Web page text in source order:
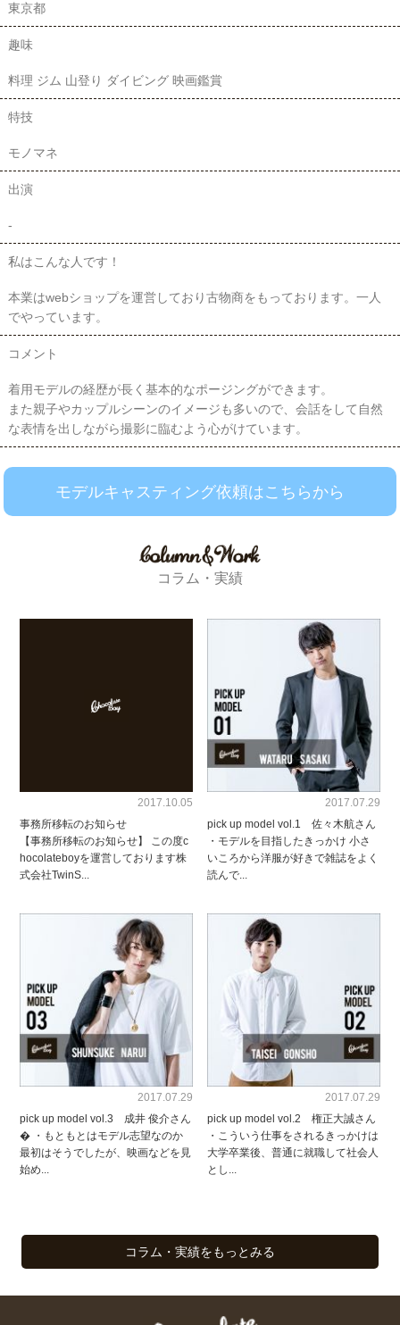
東京都
趣味
料理 ジム 山登り ダイビング 映画鑑賞
特技
モノマネ
出演
-
私はこんな人です！
本業はwebショップを運営しており古物商をもっております。一人
でやっています。
コメント
着用モデルの経歴が長く基本的なポージングができます。
また親子やカップルシーンのイメージも多いので、会話をして自然
な表情を出しながら撮影に臨むよう心がけています。
モデルキャスティング依頼はこちらから
コラム・実績
2017.10.05
事務所移転のお知らせ
【事務所移転のお知らせ】 この度c
hocolateboyを運営しております株
式会社TwinS...
2017.07.29
pick up model vol.1 佐々木航さん
・モデルを目指したきっかけ 小さ
いころから洋服が好きで雑誌をよく
読んで...
2017.07.29
pick up model vol.3 成井 俊介さん
� ・もともとはモデル志望なのか
最初はそうでしたが、映画などを見
始め...
2017.07.29
pick up model vol.2 権正大誠さん
・こういう仕事をされるきっかけは
大学卒業後、普通に就職して社会人
とし...
コラム・実績をもっとみる